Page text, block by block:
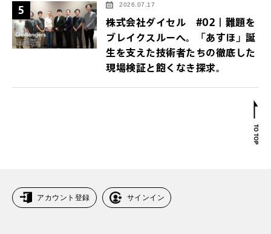
5 2026.07.17
株式会社ダイセル #02｜難題を
ブレイクスルーへ。「あすほ」誕
生を支えた技術者たちの徹底した
現場検証と飽くなき探求。
アカウント登録 サインイン